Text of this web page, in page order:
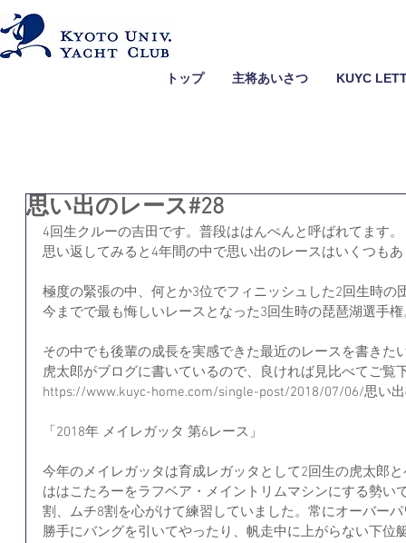
トップ 主将あいさつ KUYC
思い出のレース#28
4回生クルーの吉田です。普段ははんぺんと呼ばれてます。
思い返してみると4年間の中で思い出のレースはいくつも
極度の緊張の中、何とか3位でフィニッシュした2回生時の
今までで最も悔しいレースとなった3回生時の琵琶湖選手権
その中でも後輩の成長を実感できた最近のレースを書きた
虎太郎がブログに書いているので、良ければ見比べてご覧
https://www.kuyc-home.com/single-post/2018/07/06/思い
「2018年 メイレガッタ 第6レース」
今年のメイレガッタは育成レガッタとして2回生の虎太郎
ははこたろーをラフベア・メイントリムマシンにする勢い
割、ムチ8割を心がけて練習していました。常にオーバー
勝手にバングを引いてやったり、帆走中に上がらない下位